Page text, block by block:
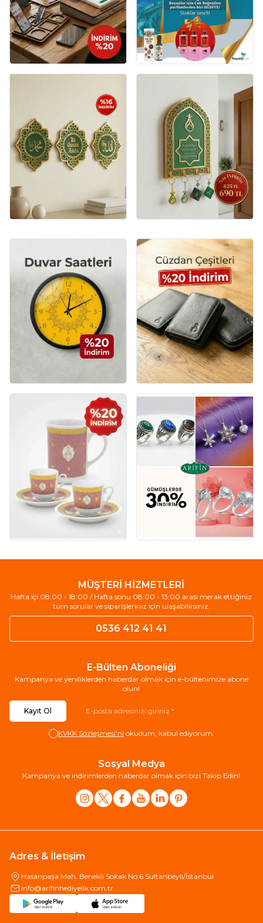
MÜŞTERİ HİZMETLERİ
Hafta içi 08:00 - 18:00 / Hafta sonu 08:00 - 13:00 arası merak ettiğiniz
tüm sorular ve siparişleriniz için ulaşabilirsiniz.
0536 412 41 41
E-Bülten Aboneliği
Kampanya ve yeniliklerden haberdar olmak için e-bültenimize abone
olun!
Kayıt Ol
KVKK Sözleşmesi'ni okudum, kabul ediyorum.
Sosyal Medya
Kampanya ve indirimlerden haberdar olmak için bizi Takip Edin!
Adres & İletişim
Hasanpaşa Mah. Benekli Sokak No:6 Sultanbeyli/İstanbul
info@arifinhediyelik.com.tr